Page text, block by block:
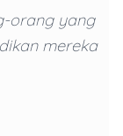
orang yang
mereka